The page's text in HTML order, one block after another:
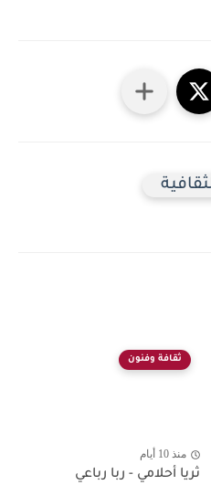
ثقافة وفنون
منذ 10 أيام
ثريا أحلامي - ربا رباعي